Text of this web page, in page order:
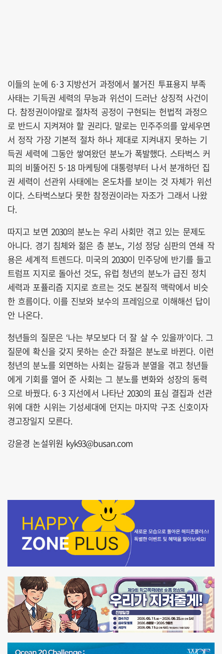
이들의 눈에 6·3 지방선거 과정에서 불거진 투표용지 부족
사태는 기득권 세력의 무능과 위선이 드러난 상징적 사건이
다. 참정권이야말로 절차적 공정이 구현되는 헌법적 과정으
로 반드시 지켜져야 할 권리다. 말로는 민주주의를 앞세우면
서 정작 가장 기본적 절차 하나 제대로 지켜내지 못하는 기
득권 세력에 그동안 쌓여왔던 분노가 폭발했다. 스타벅스 커
피의 비뚤어진 5·18 마케팅에 대통령부터 나서 분개하던 집
권 세력이 선관위 사태에는 온도차를 보이는 것 자체가 위선
이다. 스타벅스보다 못한 참정권이라는 자조가 그래서 나왔
다.
따지고 보면 2030의 분노는 우리 사회만 겪고 있는 문제도
아니다. 경기 침체와 젊은 층 분노, 기성 정당 심판의 연쇄 작
용은 세계적 트렌드다. 미국의 2030이 민주당에 반기를 들고
트럼프 지지로 돌아선 것도, 유럽 청년의 분노가 급진 정치
세력과 포퓰리즘 지지로 흐르는 것도 본질적 맥락에서 비슷
한 흐름이다. 이를 진보와 보수의 프레임으로 이해해선 답이
안 나온다.
청년들의 질문은 ‘나는 부모보다 더 잘 살 수 있을까’이다. 그
질문에 확신을 갖지 못하는 순간 좌절은 분노로 바뀐다. 이런
청년의 분노를 외면하는 사회는 갈등과 분열을 겪고 청년들
에게 기회를 열어 준 사회는 그 분노를 변화와 성장의 동력
으로 바꿨다. 6·3 지선에서 나타난 2030의 표심 결집과 선관
위에 대한 시위는 기성세대에 던지는 마지막 구조 신호이자
경고장일지 모른다.
강윤경 논설위원 kyk93@busan.com